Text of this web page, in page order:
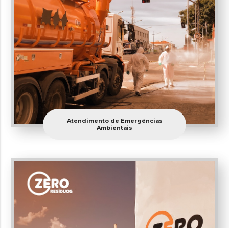
Atendimento de Emergências
Ambientais